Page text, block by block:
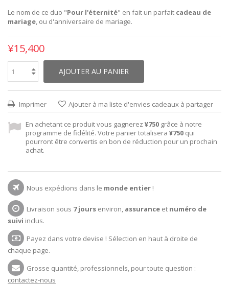
Le nom de ce duo "Pour l'éternité" en fait un parfait cadeau de
mariage, ou d'anniversaire de mariage.
¥15,400
AJOUTER AU PANIER
Imprimer Ajouter à ma liste d'envies cadeaux à partager
En achetant ce produit vous gagnerez ¥750 grâce à notre
programme de fidélité. Votre panier totalisera ¥750 qui
pourront être convertis en bon de réduction pour un prochain
achat.
Nous expédions dans le monde entier !
Livraison sous 7 jours environ, assurance et numéro de
suivi inclus.
Payez dans votre devise ! Sélection en haut à droite de
chaque page.
Grosse quantité, professionnels, pour toute question :
contactez-nous